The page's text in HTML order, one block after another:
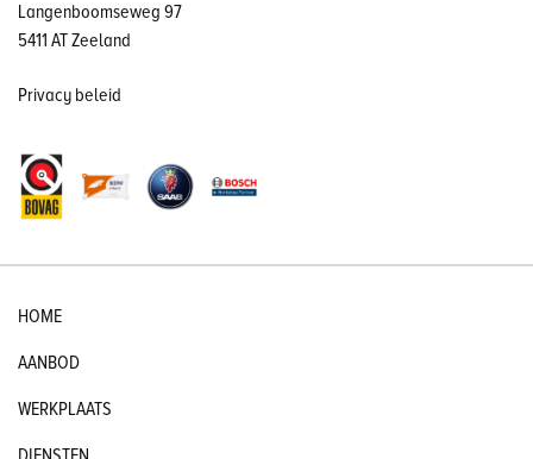
Langenboomseweg 97
5411 AT Zeeland
Privacy beleid
HOME
AANBOD
WERKPLAATS